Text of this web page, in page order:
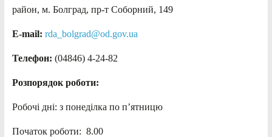
район, м. Болград, пр-т Соборний, 149
E-mail: rda_bolgrad@od.gov.ua
Телефон: (04846) 4-24-82
Розпорядок роботи:
Робочі дні: з понеділка по п’ятницю
Початок роботи: 8.00